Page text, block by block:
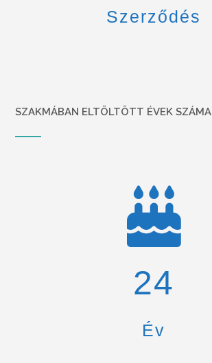
Szerződés
SZAKMÁBAN ELTÖLTÖTT ÉVEK SZÁMA
26
Év